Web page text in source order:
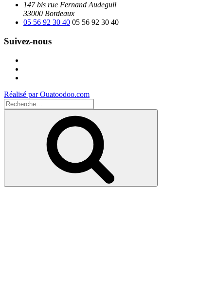
147 bis rue Fernand Audeguil
33000 Bordeaux
05 56 92 30 40 05 56 92 30 40
Suivez-nous
Réalisé par Ouatoodoo.com
Recherche
pour